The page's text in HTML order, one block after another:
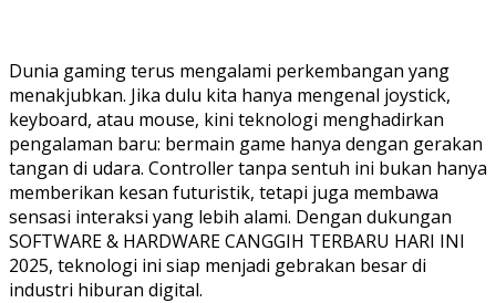
Dunia gaming terus mengalami perkembangan yang
menakjubkan. Jika dulu kita hanya mengenal joystick,
keyboard, atau mouse, kini teknologi menghadirkan
pengalaman baru: bermain game hanya dengan gerakan
tangan di udara. Controller tanpa sentuh ini bukan hanya
memberikan kesan futuristik, tetapi juga membawa
sensasi interaksi yang lebih alami. Dengan dukungan
SOFTWARE & HARDWARE CANGGIH TERBARU HARI INI
2025, teknologi ini siap menjadi gebrakan besar di
industri hiburan digital.